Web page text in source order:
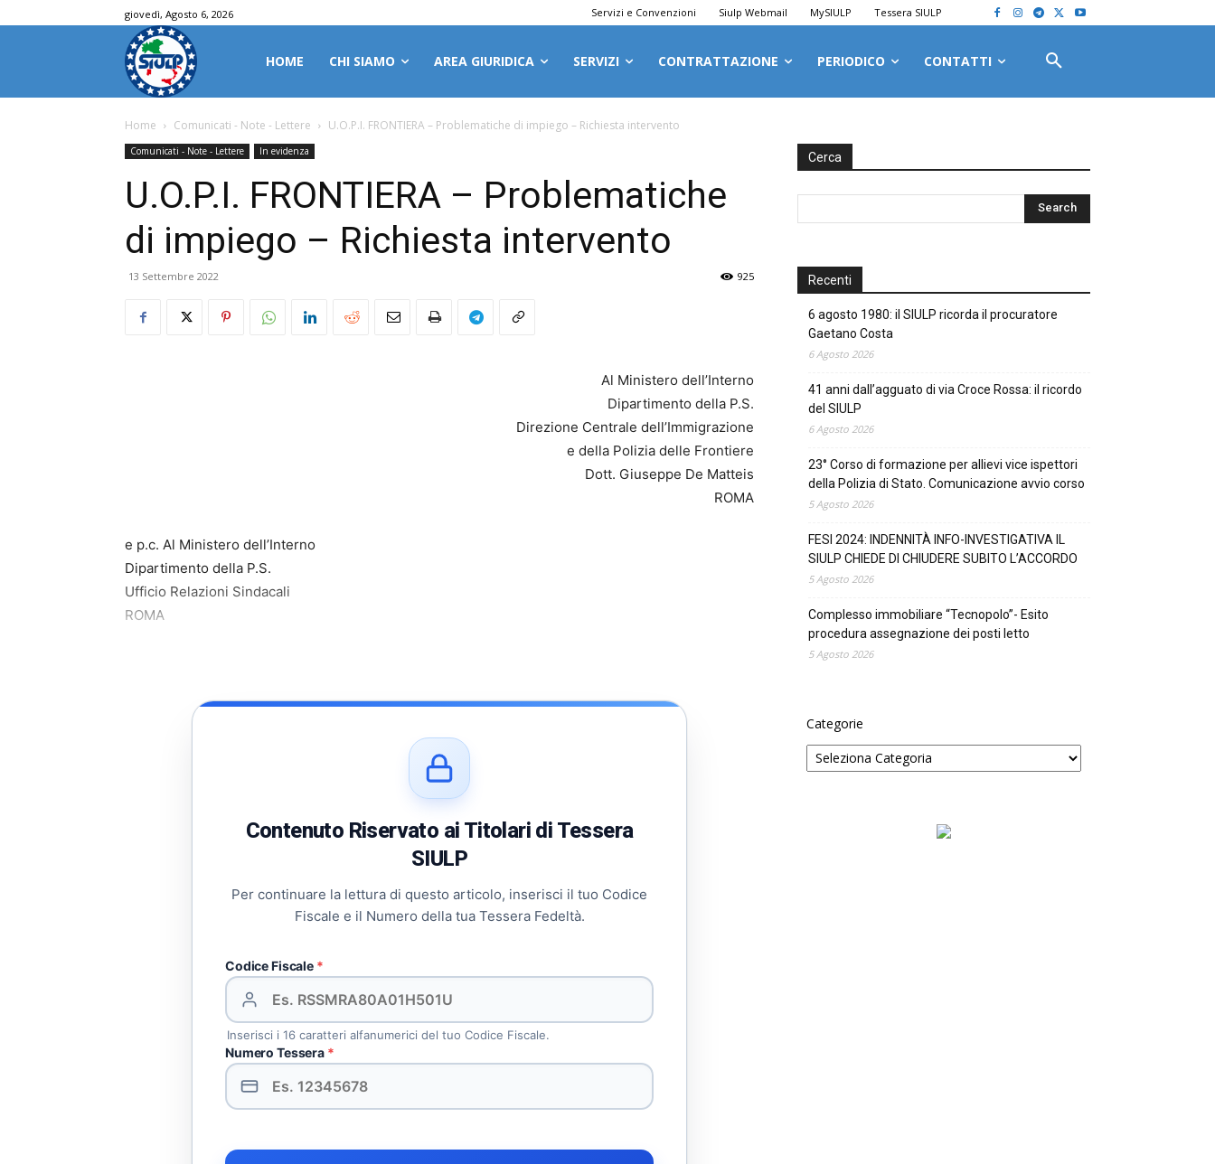
giovedì, Agosto 6, 2026 Servizi e Convenzioni Siulp Webmail MySIULP Tessera SIULP
HOME CHI SIAMO AREA GIURIDICA SERVIZI CONTRATTAZIONE PERIODICO CONTATTI
Home Comunicati - Note - Lettere U.O.P.I. FRONTIERA – Problematiche di impiego – Richiesta intervento
Comunicati - Note - Lettere In evidenza
U.O.P.I. FRONTIERA – Problematiche
di impiego – Richiesta intervento
13 Settembre 2022 925
Al Ministero dell’Interno
Dipartimento della P.S.
Direzione Centrale dell’Immigrazione
e della Polizia delle Frontiere
Dott. Giuseppe De Matteis
ROMA
e p.c. Al Ministero dell’Interno
Dipartimento della P.S.
Ufficio Relazioni Sindacali
ROMA
Contenuto Riservato ai Titolari di Tessera
SIULP
Per continuare la lettura di questo articolo, inserisci il tuo Codice
Fiscale e il Numero della tua Tessera Fedeltà.
Codice Fiscale *
Inserisci i 16 caratteri alfanumerici del tuo Codice Fiscale.
Numero Tessera *
Cerca
Recenti
6 agosto 1980: il SIULP ricorda il procuratore
Gaetano Costa
6 Agosto 2026
41 anni dall’agguato di via Croce Rossa: il ricordo
del SIULP
6 Agosto 2026
23° Corso di formazione per allievi vice ispettori
della Polizia di Stato. Comunicazione avvio corso
5 Agosto 2026
FESI 2024: INDENNITÀ INFO-INVESTIGATIVA IL
SIULP CHIEDE DI CHIUDERE SUBITO L’ACCORDO
5 Agosto 2026
Complesso immobiliare “Tecnopolo”- Esito
procedura assegnazione dei posti letto
5 Agosto 2026
Categorie